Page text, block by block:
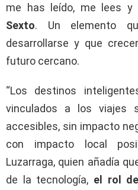
me has leído, me lees y
Sexto. Un elemento
desarrollarse y que
futuro cercano.
“Los destinos
vinculados a los viajes
accesibles, sin impacto
con impacto local
Luzarraga, quien añadía
de la tecnología, el rol